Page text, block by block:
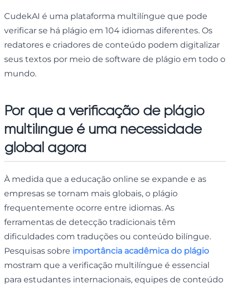
CudekAI é uma plataforma multilíngue que pode
verificar se há plágio em 104 idiomas diferentes. Os
redatores e criadores de conteúdo podem digitalizar
seus textos por meio de software de plágio em todo o
mundo.
Por que a verificação de plágio
multilíngue é uma necessidade
global agora
À medida que a educação online se expande e as
empresas se tornam mais globais, o plágio
frequentemente ocorre entre idiomas. As
ferramentas de detecção tradicionais têm
dificuldades com traduções ou conteúdo bilíngue.
Pesquisas sobre importância acadêmica do plágio
mostram que a verificação multilíngue é essencial
para estudantes internacionais, equipes de conteúdo